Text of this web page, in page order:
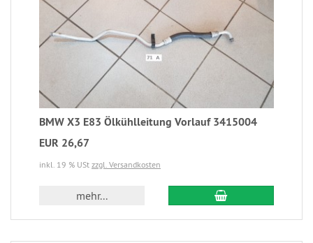
BMW X3 E83 Ölkühlleitung Vorlauf 3415004
EUR 26,67
inkl. 19 % USt zzgl. Versandkosten
mehr...